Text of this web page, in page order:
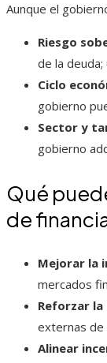
Aunque el
Riesgo
de la
Ciclo
gobierno
Sector y
gobierno
Qué
de
Mejorar la
mercados
Reforzar
externas de
Alinear